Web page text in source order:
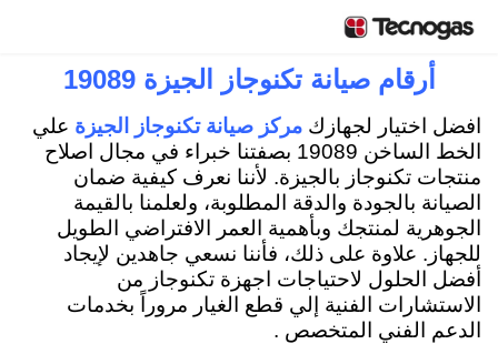
أرقام صيانة تكنوجاز الجيزة 19089
افضل اختيار لجهازك مركز صيانة تكنوجاز الجيزة علي
الخط الساخن 19089 بصفتنا خبراء في مجال اصلاح
منتجات تكنوجاز بالجيزة. لأننا نعرف كيفية ضمان
الصيانة بالجودة والدقة المطلوبة، ولعلمنا بالقيمة
الجوهرية لمنتجك وبأهمية العمر الافتراضي الطويل
للجهاز. علاوة على ذلك، فأننا نسعي جاهدين لإيجاد
أفضل الحلول لاحتياجات اجهزة تكنوجاز من
الاستشارات الفنية إلي قطع الغيار مروراً بخدمات
الدعم الفني المتخصص .